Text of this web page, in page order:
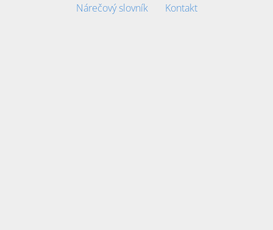
Nárečový slovník
Kontakt